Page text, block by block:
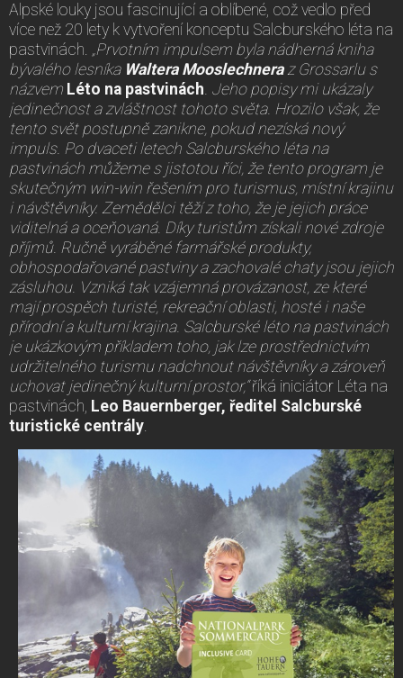
Alpské louky jsou fascinující a oblíbené, což vedlo před
více než 20 lety k vytvoření konceptu Salcburského léta na
pastvinách. „Prvotním impulsem byla nádherná kniha
bývalého lesníka Waltera Mooslechneraz Grossarlu s
názvem Léto na pastvinách. Jeho popisy mi ukázaly
jedinečnost a zvláštnost tohoto světa. Hrozilo však, že
tento svět postupně zanikne, pokud nezíská nový
impuls. Po dvaceti letech Salcburského léta na
pastvinách můžeme s jistotou říci, že tento program je
skutečným win-win řešením pro turismus, místní krajinu
i návštěvníky. Zemědělci těží z toho, že je jejich práce
viditelná a oceňovaná. Díky turistům získali nové zdroje
příjmů. Ručně vyráběné farmářské produkty,
obhospodařované pastviny a zachovalé chaty jsou jejich
zásluhou. Vzniká tak vzájemná provázanost, ze které
mají prospěch turisté, rekreační oblasti, hosté i naše
přírodní a kulturní krajina. Salcburské léto na pastvinách
je ukázkovým příkladem toho, jak lze prostřednictvím
udržitelného turismu nadchnout návštěvníky a zároveň
uchovat jedinečný kulturní prostor,“říká iniciátor Léta na
pastvinách, Leo Bauernberger, ředitel Salcburské
turistické centrály.